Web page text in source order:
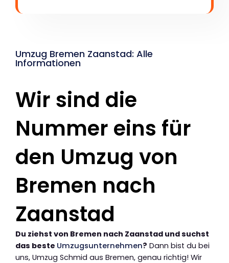
Umzug Bremen Zaanstad: Alle
Informationen
Wir sind die
Nummer eins für
den Umzug von
Bremen nach
Zaanstad
Du ziehst von Bremen nach Zaanstad und suchst
das beste Umzugsunternehmen? Dann bist du bei
uns, Umzug Schmid aus Bremen, genau richtig! Wir